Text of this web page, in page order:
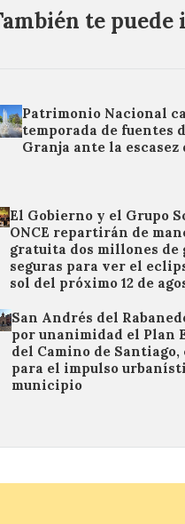
te puede
Patrimonio Nacional
temporada de fuentes
Granja ante la escasez
El Gobierno y el Grupo
ONCE repartirán de
gratuita dos millones de
seguras para ver el
sol del próximo 12 de
San Andrés del
por unanimidad el Plan
del Camino de Santiago,
para el impulso
municipio